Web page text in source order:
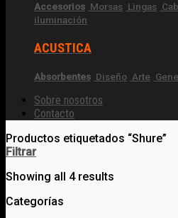
Accesorios Morsas Lingas
iluminación
ACUSTICA
Absorbentes Diseño Arte
Sobre nosotros
Contacto
Productos etiquetados “Shure”
Filtrar
Showing all 4 results
Categorías